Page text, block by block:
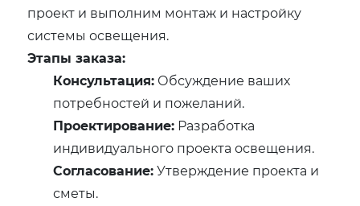
проект и выполним монтаж и настройку
системы освещения.
Этапы заказа:
Консультация: Обсуждение ваших
потребностей и пожеланий.
Проектирование: Разработка
индивидуального проекта освещения.
Согласование:Утверждение проекта и
сметы.